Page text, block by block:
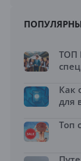
ТОП
Как
для
Топ